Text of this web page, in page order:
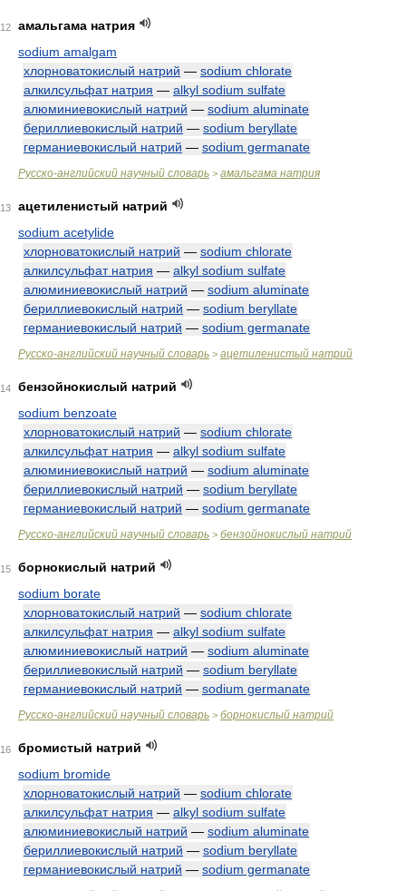
12
амальгама натрия
sodium amalgam
хлорноватокислый натрий — sodium chlorate
алкилсульфат натрия — alkyl sodium sulfate
алюминиевокислый натрий — sodium aluminate
бериллиевокислый натрий — sodium beryllate
германиевокислый натрий — sodium germanate
Русско-английский научный словарь > амальгама натрия
13
ацетиленистый натрий
sodium acetylide
хлорноватокислый натрий — sodium chlorate
алкилсульфат натрия — alkyl sodium sulfate
алюминиевокислый натрий — sodium aluminate
бериллиевокислый натрий — sodium beryllate
германиевокислый натрий — sodium germanate
Русско-английский научный словарь > ацетиленистый натрий
14
бензойнокислый натрий
sodium benzoate
хлорноватокислый натрий — sodium chlorate
алкилсульфат натрия — alkyl sodium sulfate
алюминиевокислый натрий — sodium aluminate
бериллиевокислый натрий — sodium beryllate
германиевокислый натрий — sodium germanate
Русско-английский научный словарь > бензойнокислый натрий
15
борнокислый натрий
sodium borate
хлорноватокислый натрий — sodium chlorate
алкилсульфат натрия — alkyl sodium sulfate
алюминиевокислый натрий — sodium aluminate
бериллиевокислый натрий — sodium beryllate
германиевокислый натрий — sodium germanate
Русско-английский научный словарь > борнокислый натрий
16
бромистый натрий
sodium bromide
хлорноватокислый натрий — sodium chlorate
алкилсульфат натрия — alkyl sodium sulfate
алюминиевокислый натрий — sodium aluminate
бериллиевокислый натрий — sodium beryllate
германиевокислый натрий — sodium germanate